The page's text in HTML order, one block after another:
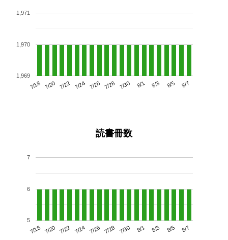
7/18 7/20 7/22 7/24 7/26 7/28 7/30 8/1 8/3 8/5 8/7
1,969
1,970
1,971
読書冊数
7/18 7/20 7/22 7/24 7/26 7/28 7/30 8/1 8/3 8/5 8/7
5
6
7